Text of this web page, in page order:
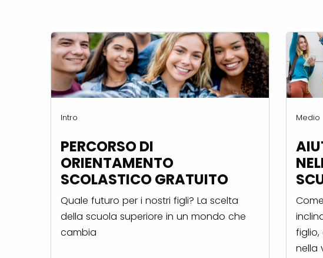
Intro
PERCORSO DI
ORIENTAMENTO
SCOLASTICO GRATUITO
Quale futuro per i nostri figli? La scelta
della scuola superiore in un mondo che
cambia
Medio
nella